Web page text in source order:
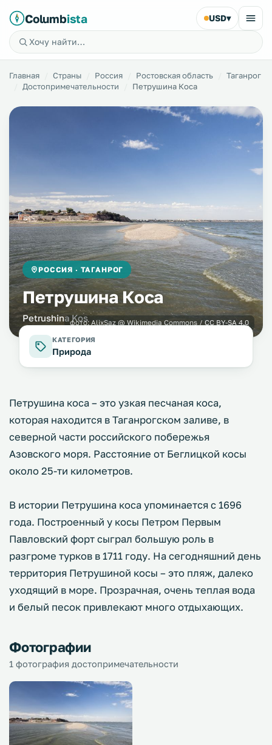
Columbista USD▾
Главная Страны Россия Ростовская область
Таганрог
Достопримечательности
Петрушина Коса
РОССИЯ · ТАГАНРОГ
Петрушина Коса
Petrushina Kos
фото: AlixSaz @ Wikimedia Commons / CC BY-SA 4.0
КАТЕГОРИЯ
Природа
Петрушина коса – это узкая песчаная коса,
которая находится в Таганрогском заливе, в
северной части российского побережья
Азовского моря. Расстояние от Беглицкой косы
около 25-ти километров.
В истории Петрушина коса упоминается с 1696
года. Построенный у косы Петром Первым
Павловский форт сыграл большую роль в
разгроме турков в 1711 году. На сегодняшний день
территория Петрушиной косы – это пляж, далеко
уходящий в море. Прозрачная, очень теплая вода
и белый песок привлекают много отдыхающих.
Фотографии
1 фотография достопримечательности